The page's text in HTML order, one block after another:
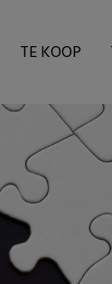
TE KOOP